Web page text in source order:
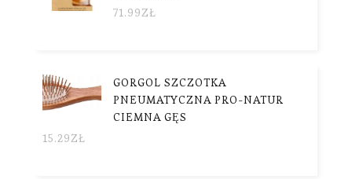
71.99ZŁ
GORGOL SZCZOTKA
PNEUMATYCZNA PRO-NATUR
CIEMNA GĘS
15.29ZŁ